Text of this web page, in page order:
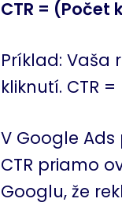
CTR = (Počet
Príklad: Vaša
kliknutí. CTR
V Google
CTR priamo
Googlu, že